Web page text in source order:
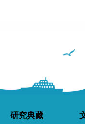
研究典藏